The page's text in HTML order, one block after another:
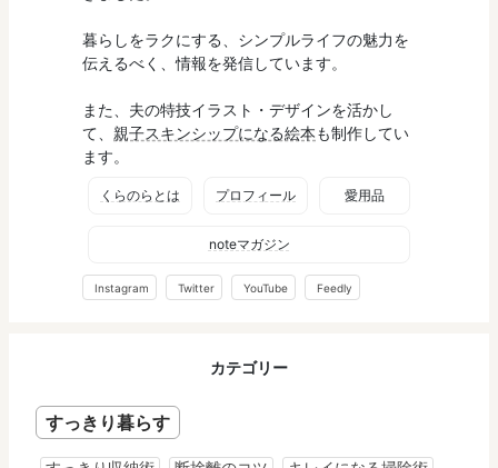
暮らしをラクにする、シンプルライフの魅力を
伝えるべく、情報を発信しています。
また、夫の特技イラスト・デザインを活かし
て、 親子スキンシップになる絵本も制作してい
ます。
くらのらとは プロフィール 愛用品
noteマガジン
Instagram Twitter YouTube Feedly
カテゴリー
すっきり暮らす